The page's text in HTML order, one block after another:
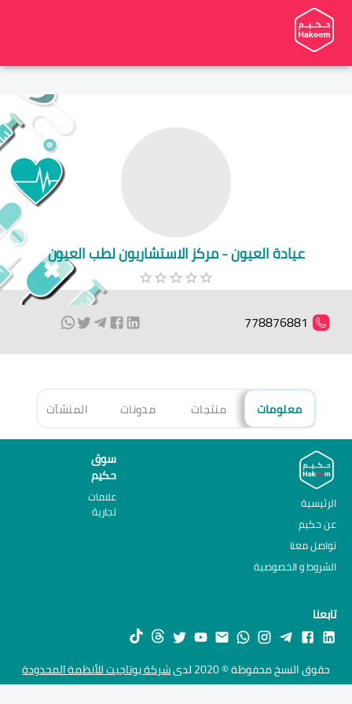
عيادة العيون - مركز الاستشاريون لطب العيون
778876881
معلومات منتجات مدونات المنشآت
الرئيسية
عن حكيم
تواصل معنا
الشروط و الخصوصية
سوق
حكيم
علامات
تجارية
تابعنا
حقوق النسخ محفوظة © 2020 لدى شركة يوتاجيت للأنظمة المحدودة